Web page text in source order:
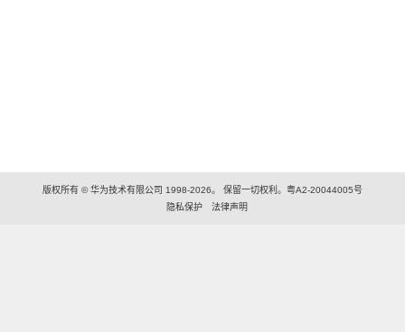
版权所有 © 华为技术有限公司 1998-2026。 保留一切权利。粤A2-20044005号
隐私保护
法律声明